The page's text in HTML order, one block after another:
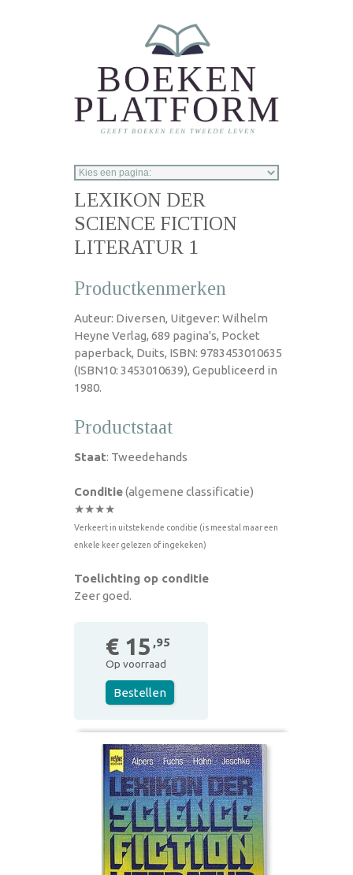
LEXIKON DER
SCIENCE FICTION
LITERATUR 1
Productkenmerken
Auteur: Diversen, Uitgever: Wilhelm
Heyne Verlag, 689 pagina's, Pocket
paperback, Duits, ISBN: 9783453010635
(ISBN10: 3453010639), Gepubliceerd in
1980.
Productstaat
Staat: Tweedehands
Conditie(algemene classificatie)
★★★★
Verkeert in uitstekende conditie (is meestal maar een
enkele keer gelezen of ingekeken)
Toelichting op conditie
Zeer goed.
€ 15 ,95
Op voorraad
Bestellen